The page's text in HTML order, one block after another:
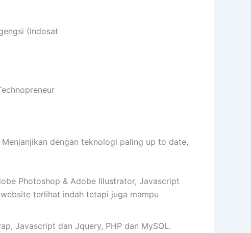
(Indosat
Menjanjikan dengan teknologi paling up to date,
Photoshop & Adobe Illustrator, Javascript
terlihat indah tetapi juga mampu
Javascript dan Jquery, PHP dan MySQL.